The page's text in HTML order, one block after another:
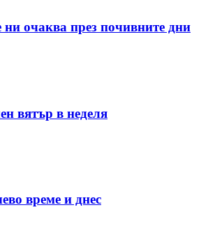
очаква през почивните дни
вятър в неделя
време и днес